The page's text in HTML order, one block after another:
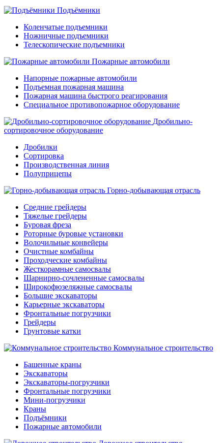
Подъёмники
Коленчатые подъемники
Ножничные подъемники
Телескопические подъемники
Пожарные автомобили
Напорные пожарные автомобили
Подъемная пожарная машина
Пожарная машина быстрого реагирования
Специальное противопожарное оборудование
Дробильно-
сортировочное оборудование
Дробилки
Сортировка
Производственная линия
Полуприцепы
Горно-добывающая отрасль
Средние грейдеры
Тяжелые грейдеры
Буровая фреза
Роторные буровые установки
Волочильные конвейеры
Очистные комбайны
Проходческие комбайны
Жесткорамные самосвалы
Шарнирно-сочлененные самосвалы
Широкофюзеляжные самосвалы
Большие экскаваторы
Карьерные экскаваторы
Фронтальные погрузчики
Грейдеры
Грунтовые катки
Коммунальное строительство
Башенные краны
Экскаваторы
Экскаваторы-погрузчики
Фронтальные погрузчики
Мини-погрузчики
Краны
Подъёмники
Пожарные автомобили